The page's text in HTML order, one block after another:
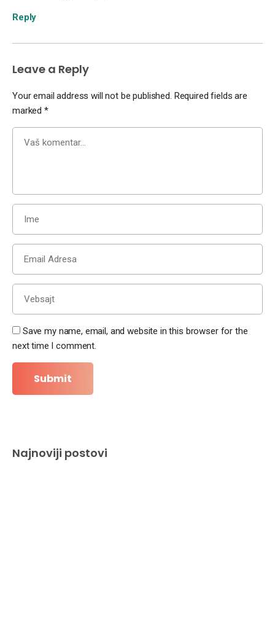
Reply
Leave a Reply
Your email address will not be published. Required fields are
marked *
Save my name, email, and website in this browser for the
next time I comment.
Najnoviji postovi